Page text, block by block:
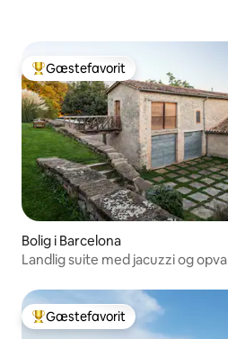
Bedste gæstefavorit
Gæstefavorit
Bolig i Barcelona
Landlig suite med jacuzzi og
Bedste gæstefavorit
Gæstefavorit